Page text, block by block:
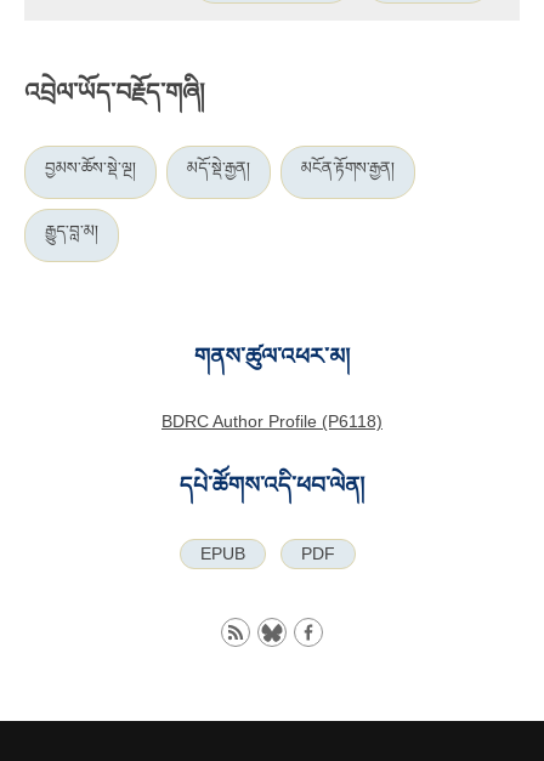
འབྲེལ་ཡོད་བརྗོད་གཞི།
བྱམས་ཆོས་སྡེ་ལྔ། མདོ་སྡེ་རྒྱན། མངོན་རྟོགས་རྒྱན།
རྒྱུད་བླ་མ།
གནས་ཚུལ་འཕར་མ།
BDRC Author Profile (P6118)
དཔེ་ཚོགས་འདི་ཕབ་ལེན།
EPUB PDF